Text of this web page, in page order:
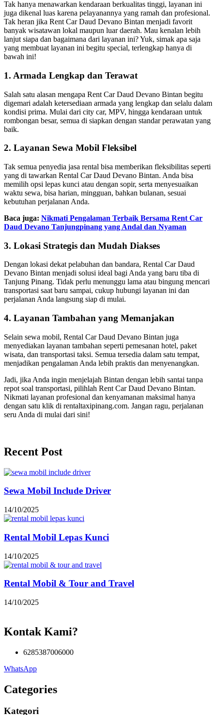
Tak hanya menawarkan kendaraan berkualitas tinggi, layanan ini
juga dikenal luas karena pelayanannya yang ramah dan profesional.
Tak heran jika Rent Car Daud Devano Bintan menjadi favorit
banyak wisatawan lokal maupun luar daerah. Mau kenalan lebih
lanjut siapa dan bagaimana dari layanan ini? Yuk, simak apa saja
yang membuat layanan ini begitu special, terlengkap hanya di
bawah ini!
1. Armada Lengkap dan Terawat
Salah satu alasan mengapa Rent Car Daud Devano Bintan begitu
digemari adalah ketersediaan armada yang lengkap dan selalu dalam
kondisi prima. Mulai dari city car, MPV, hingga kendaraan untuk
rombongan besar, semua di siapkan dengan standar perawatan yang
baik.
2. Layanan Sewa Mobil Fleksibel
Tak semua penyedia jasa rental bisa memberikan fleksibilitas seperti
yang di tawarkan Rental Car Daud Devano Bintan. Anda bisa
memilih opsi lepas kunci atau dengan sopir, serta menyesuaikan
waktu sewa, bisa harian, mingguan, bahkan bulanan, sesuai
kebutuhan perjalanan Anda.
Baca juga: Nikmati Pengalaman Terbaik Bersama Rent Car
Daud Devano Tanjungpinang yang Andal dan Nyaman
3. Lokasi Strategis dan Mudah Diakses
Dengan lokasi dekat pelabuhan dan bandara, Rental Car Daud
Devano Bintan menjadi solusi ideal bagi Anda yang baru tiba di
Tanjung Pinang. Tidak perlu menunggu lama atau bingung mencari
transportasi saat baru sampai, cukup hubungi layanan ini dan
perjalanan Anda langsung siap di mulai.
4. Layanan Tambahan yang Memanjakan
Selain sewa mobil, Rental Car Daud Devano Bintan juga
menyediakan layanan tambahan seperti pemesanan hotel, paket
wisata, dan transportasi taksi. Semua tersedia dalam satu tempat,
menjadikan pengalaman Anda lebih praktis dan menyenangkan.
Jadi, jika Anda ingin menjelajah Bintan dengan lebih santai tanpa
repot soal transportasi, pilihlah Rent Car Daud Devano Bintan.
Nikmati layanan profesional dan kenyamanan maksimal hanya
dengan satu klik di rentaltaxipinang.com. Jangan ragu, perjalanan
seru Anda di mulai dari sini!
Recent Post
Sewa Mobil Include Driver
14/10/2025
Rental Mobil Lepas Kunci
14/10/2025
Rental Mobil & Tour and Travel
14/10/2025
Kontak Kami?
6285387006000
WhatsApp
Categories
Kategori